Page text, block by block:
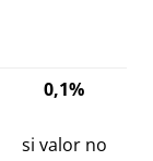
0,1%
si valor no